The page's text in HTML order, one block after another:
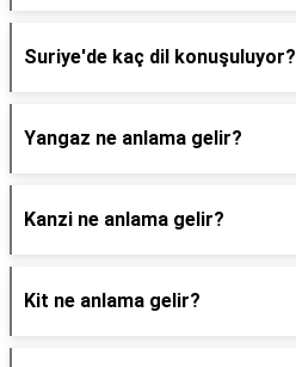
Suriye'de kaç dil konuşuluyor?
Yangaz ne anlama gelir?
Kanzi ne anlama gelir?
Kit ne anlama gelir?